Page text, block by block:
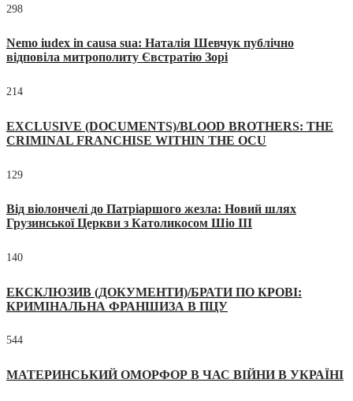
298
Nemo iudex in causa sua: Наталія Шевчук публічно
відповіла митрополиту Євстратію Зорі
214
EXCLUSIVE (DOCUMENTS)/BLOOD BROTHERS: THE
CRIMINAL FRANCHISE WITHIN THE OCU
129
Від віолончелі до Патріаршого жезла: Новий шлях
Грузинської Церкви з Католикосом Шіо III
140
ЕКСКЛЮЗИВ (ДОКУМЕНТИ)/БРАТИ ПО КРОВІ:
КРИМІНАЛЬНА ФРАНШИЗА В ПЦУ
544
МАТЕРИНСЬКИЙ ОМОРФОР В ЧАС ВІЙНИ В УКРАЇНІ